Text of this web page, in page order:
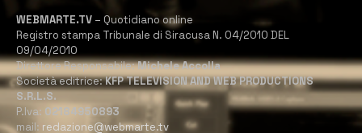
WEBMARTE.TV – Quotidiano online
Registro stampa Tribunale di Siracusa N. 04/2010 DEL
09/04/2010
Direttore Responsabile:Michele Accolla
Società editrice:KFP TELEVISION AND WEB PRODUCTIONS
S.R.L.S.
P.Iva: 02184950893
mail: redazione@webmarte.tv